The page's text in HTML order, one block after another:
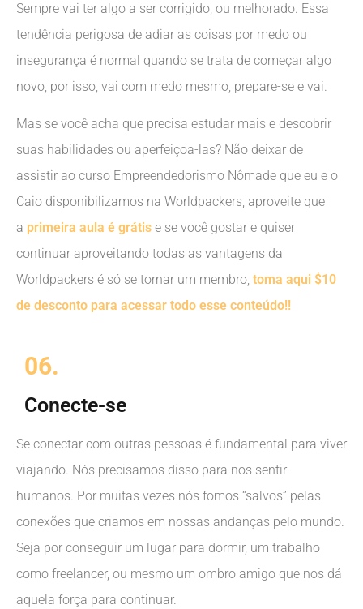
Sempre vai ter algo a ser corrigido, ou melhorado. Essa
tendência perigosa de adiar as coisas por medo ou
insegurança é normal quando se trata de começar algo
novo, por isso, vai com medo mesmo, prepare-se e vai.
Mas se você acha que precisa estudar mais e descobrir
suas habilidades ou aperfeiçoa-las? Não deixar de
assistir ao curso Empreendedorismo Nômade que eu e o
Caio disponibilizamos na Worldpackers, aproveite que
a primeira aula é grátis e se você gostar e quiser
continuar aproveitando todas as vantagens da
Worldpackers é só se tornar um membro, toma aqui $10
de desconto para acessar todo esse conteúdo!!
06.
Conecte-se
Se conectar com outras pessoas é fundamental para viver
viajando. Nós precisamos disso para nos sentir
humanos. Por muitas vezes nós fomos “salvos” pelas
conexões que criamos em nossas andanças pelo mundo.
Seja por conseguir um lugar para dormir, um trabalho
como freelancer, ou mesmo um ombro amigo que nos dá
aquela força para continuar.